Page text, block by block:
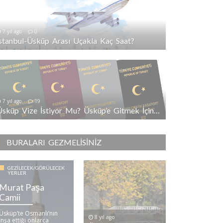
7 yıl ago 0
Üsküp Arası Uçakla Kaç Saat?
7 yıl ago 19
Üsküp Vize İstiyor Mu? Üsküp’e Gitmek İçin Vize Gerekli Mi?
BURALARI GEZMELISINIZ
GEZILECEK/GÖRÜLECEK
YERLER
Murat Paşa
Camii
Üsküp’te Osmanlı’nın
inşa ettiği onlarca
8 yıl ago